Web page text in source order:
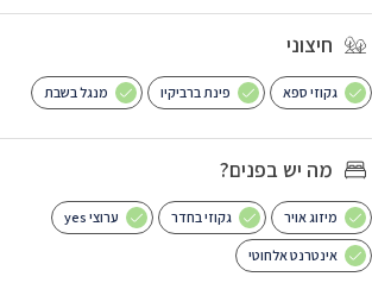
חיצוני
גקוזי ספא פינת ברביקיו מנגל בשבת
מה יש בפנים?
מיזוג אויר גקוזי בחדר ערוצי yes
אינטרנט אלחוטי